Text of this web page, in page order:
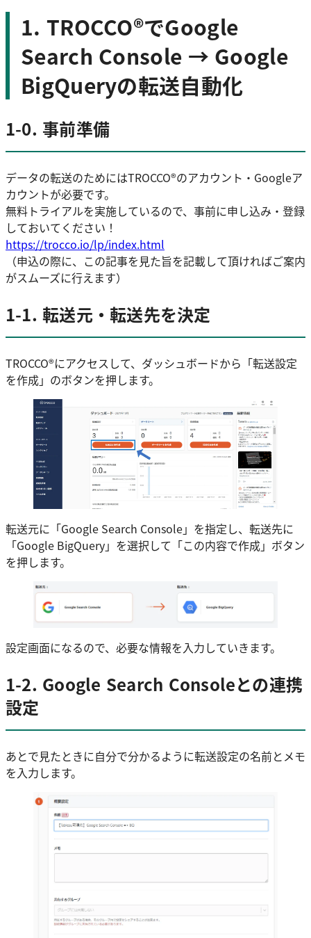
1. TROCCO®️でGoogle
Search Console → Google
BigQueryの転送自動化
1-0. 事前準備
データの転送のためにはTROCCO®️のアカウント・Googleア
カウントが必要です。
無料トライアルを実施しているので、事前に申し込み・登録
しておいてください！
https://trocco.io/lp/index.html
（申込の際に、この記事を見た旨を記載して頂ければご案内
がスムーズに行えます）
1-1. 転送元・転送先を決定
TROCCO®️にアクセスして、ダッシュボードから「転送設定
を作成」のボタンを押します。
転送元に「Google Search Console」を指定し、転送先に
「Google BigQuery」を選択して「この内容で作成」ボタン
を押します。
設定画面になるので、必要な情報を入力していきます。
1-2. Google Search Consoleとの連携
設定
あとで見たときに自分で分かるように転送設定の名前とメモ
を入力します。